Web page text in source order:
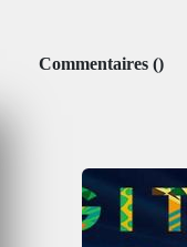
Commentaires ()